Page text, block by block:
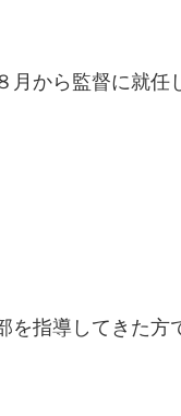
から監督に就任
指導してきた方